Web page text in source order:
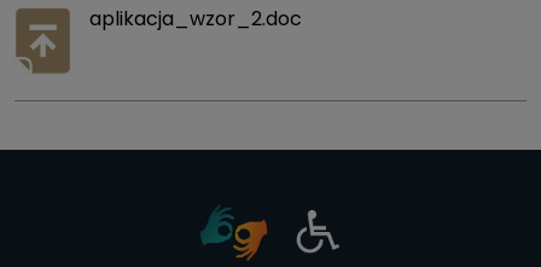
aplikacja_wzor_2.doc